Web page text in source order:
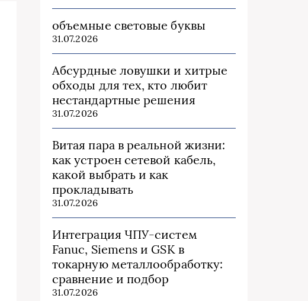
объемные световые буквы
31.07.2026
Абсурдные ловушки и хитрые
обходы для тех, кто любит
нестандартные решения
31.07.2026
Витая пара в реальной жизни:
как устроен сетевой кабель,
какой выбрать и как
прокладывать
31.07.2026
Интеграция ЧПУ-систем
Fanuc, Siemens и GSK в
токарную металлообработку:
сравнение и подбор
31.07.2026